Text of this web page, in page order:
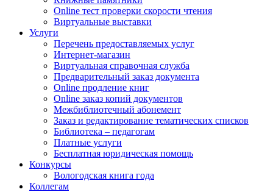
Online тест проверки скорости чтения
Виртуальные выставки
Услуги
Перечень предоставляемых услуг
Интернет-магазин
Виртуальная справочная служба
Предварительный заказ документа
Online продление книг
Online заказ копий документов
Межбиблиотечный абонемент
Заказ и редактирование тематических списков
Библиотека – педагогам
Платные услуги
Бесплатная юридическая помощь
Конкурсы
Вологодская книга года
Коллегам